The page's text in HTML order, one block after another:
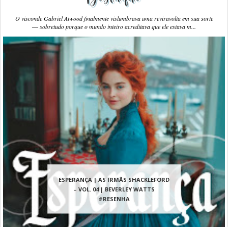
ESPERANÇA | AS IRMÃS SHACKLEFORD
– VOL. 04 | BEVERLEY WATTS
#RESENHA
O visconde Gabriel Atwood finalmente vislumbrava uma reviravolta em sua sorte
― sobretudo porque o mundo inteiro acreditava que ele estava m...